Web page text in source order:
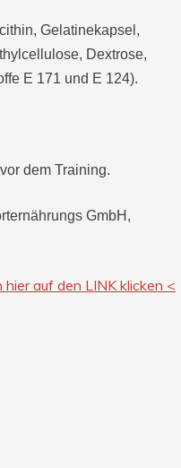
Gelatinekapsel,
Dextrose,
E 171 und E 124).
dem Training.
GmbH,
auf den LINK klicken <